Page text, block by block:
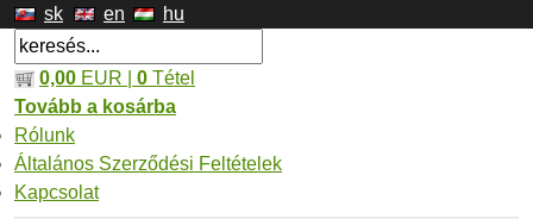
sk en hu
0,00 EUR | 0 Tétel
Tovább a kosárba
Rólunk
Általános Szerződési Feltételek
Kapcsolat